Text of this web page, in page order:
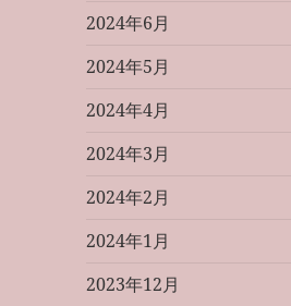
2024年6月
2024年5月
2024年4月
2024年3月
2024年2月
2024年1月
2023年12月